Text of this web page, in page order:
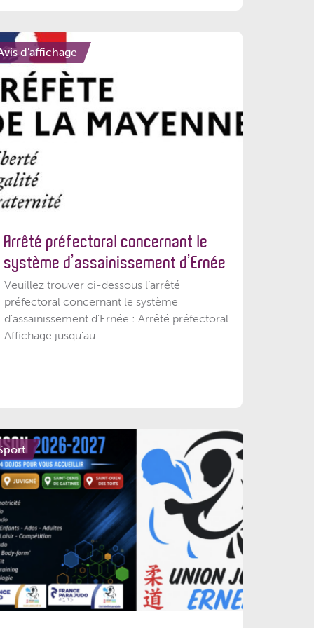
d'affichage
Arrêté préfectoral concernant le
système d’assainissement d’Ernée
Veuillez trouver ci-dessous l’arrêté
préfectoral concernant le système
d'assainissement d'Ernée : Arrêté préfectoral
Affichage jusqu'au...